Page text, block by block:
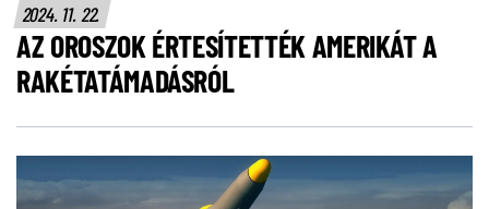
2024. 11. 22.
AZ OROSZOK ÉRTESÍTETTÉK AMERIKÁT A
RAKÉTATÁMADÁSRÓL